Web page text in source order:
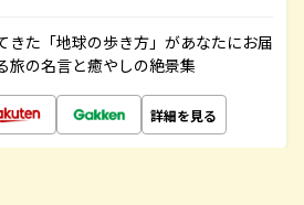
きた「地球の歩き方」があなたにお届
旅の名言と癒やしの絶景集
詳細を見る